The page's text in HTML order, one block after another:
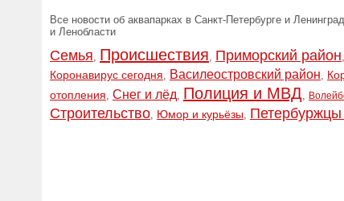
Все новости об аквапарках в Санкт-Петербурге и
и Ленобласти
Семья, Происшествия, Приморский район,
Коронавирус сегодня, Василеостровский район,
отопления, Снег и лёд, Полиция и МВД,
Строительство, Юмор и курьёзы,